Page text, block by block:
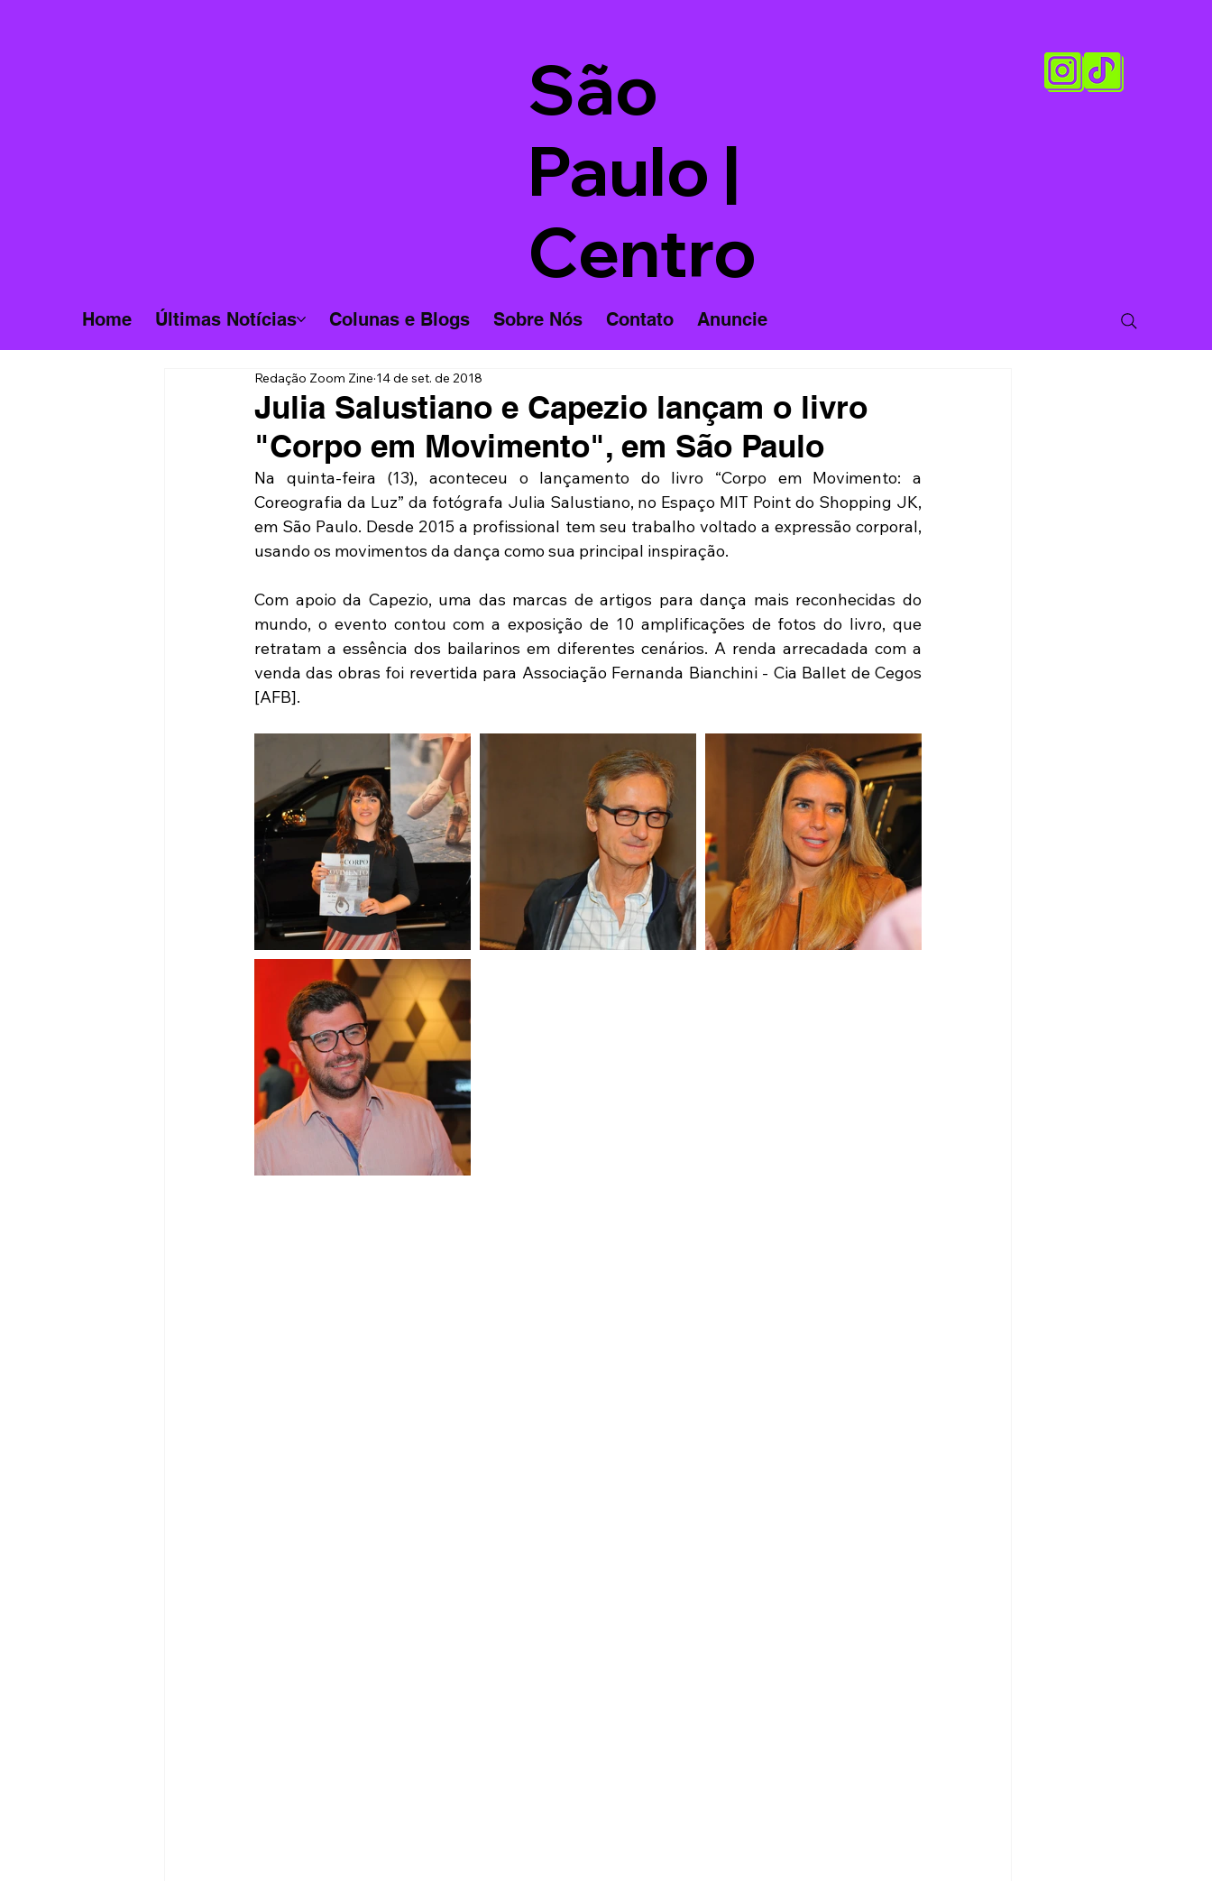
São
Paulo |
Centro
Home Últimas Notícias Colunas e Blogs Sobre Nós Contato Anuncie
Julia Salustiano e Capezio lançam o livro
"Corpo em Movimento", em São Paulo
Redação Zoom Zine 14 de set. de 2018
Na quinta-feira (13), aconteceu o lançamento do livro “Corpo em Movimento: a
Coreografia da Luz” da fotógrafa Julia Salustiano, no Espaço MIT Point do Shopping JK,
em São Paulo. Desde 2015 a profissional tem seu trabalho voltado a expressão corporal,
usando os movimentos da dança como sua principal inspiração.
Com apoio da Capezio, uma das marcas de artigos para dança mais reconhecidas do
mundo, o evento contou com a exposição de 10 amplificações de fotos do livro, que
retratam a essência dos bailarinos em diferentes cenários. A renda arrecadada com a
venda das obras foi revertida para Associação Fernanda Bianchini - Cia Ballet de Cegos
[AFB].